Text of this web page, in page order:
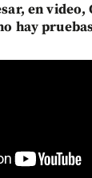
en video,
hay